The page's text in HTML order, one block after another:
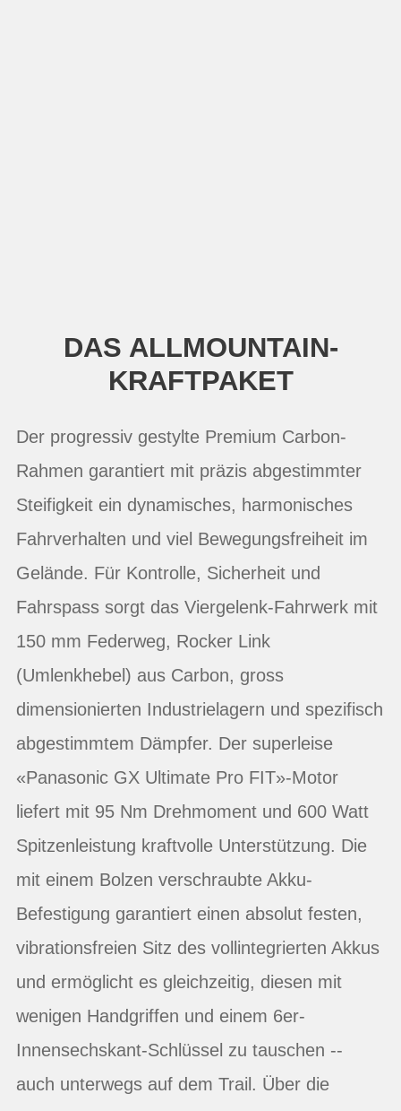
DAS ALLMOUNTAIN-
KRAFTPAKET
Der progressiv gestylte Premium Carbon-
Rahmen garantiert mit präzis abgestimmter
Steifigkeit ein dynamisches, harmonisches
Fahrverhalten und viel Bewegungsfreiheit im
Gelände. Für Kontrolle, Sicherheit und
Fahrspass sorgt das Viergelenk-Fahrwerk mit
150 mm Federweg, Rocker Link
(Umlenkhebel) aus Carbon, gross
dimensionierten Industrielagern und spezifisch
abgestimmtem Dämpfer. Der superleise
«Panasonic GX Ultimate Pro FIT»-Motor
liefert mit 95 Nm Drehmoment und 600 Watt
Spitzenleistung kraftvolle Unterstützung. Die
mit einem Bolzen verschraubte Akku-
Befestigung garantiert einen absolut festen,
vibrationsfreien Sitz des vollintegrierten Akkus
und ermöglicht es gleichzeitig, diesen mit
wenigen Handgriffen und einem 6er-
Innensechskant-Schlüssel zu tauschen --
auch unterwegs auf dem Trail. Über die